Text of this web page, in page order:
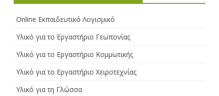
Online Εκπαιδευτικό Λογισμικό
Υλικό για το Εργαστήριο Γεωπονίας
Υλικό για το Εργαστήριο Κομμωτικής
Υλικό για το Εργαστήριο Χειροτεχνίας
Υλικό για τη Γλώσσα